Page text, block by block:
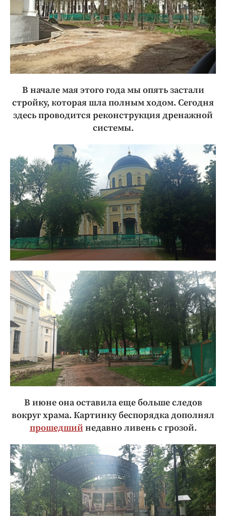
В начале мая этого года мы опять застали
стройку, которая шла полным ходом. Сегодня
здесь проводится реконструкция дренажной
системы.
В июне она оставила еще больше следов
вокруг храма. Картинку беспорядка дополнял
прошедший недавно ливень с грозой.